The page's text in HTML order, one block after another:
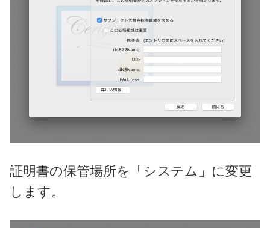
証明書の保管場所を「システム」に変更
します。